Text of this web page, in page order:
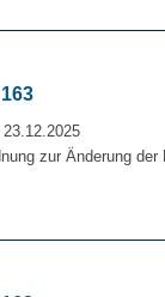
23.12.2025
zur Änderung der